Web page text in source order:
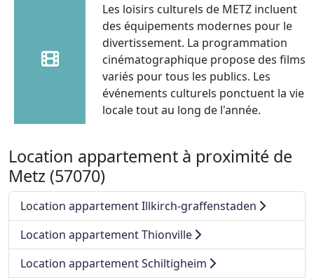
Les loisirs culturels de METZ incluent
des équipements modernes pour le
divertissement. La programmation
cinématographique propose des films
variés pour tous les publics. Les
événements culturels ponctuent la vie
locale tout au long de l'année.
Location appartement à proximité de
Metz (57070)
Location appartement Illkirch-graffenstaden
Location appartement Thionville
Location appartement Schiltigheim